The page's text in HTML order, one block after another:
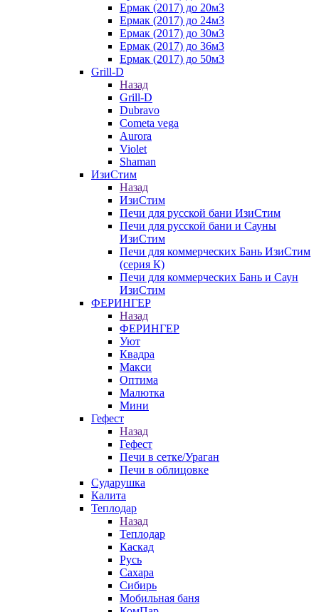
Ермак (2017) до 20м3
Ермак (2017) до 24м3
Ермак (2017) до 30м3
Ермак (2017) до 36м3
Ермак (2017) до 50м3
Grill-D
Назад
Grill-D
Dubravo
Cometa vega
Aurora
Violet
Shaman
ИзиСтим
Назад
ИзиСтим
Печи для русской бани ИзиСтим
Печи для русской бани и Сауны
ИзиСтим
Печи для коммерческих Бань ИзиСтим
(серия К)
Печи для коммерческих Бань и Саун
ИзиСтим
ФЕРИНГЕР
Назад
ФЕРИНГЕР
Уют
Квадра
Макси
Оптима
Малютка
Мини
Гефест
Назад
Гефест
Печи в сетке/Ураган
Печи в облицовке
Сударушка
Калита
Теплодар
Назад
Теплодар
Каскад
Русь
Сахара
Сибирь
Мобильная баня